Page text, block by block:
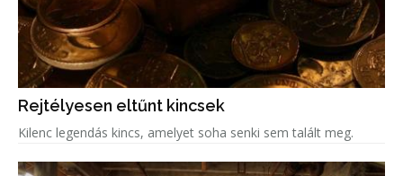
Rejtélyesen eltűnt kincsek
Kilenc legendás kincs, amelyet soha senki sem talált meg.